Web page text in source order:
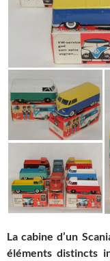
La cabine d’un
éléments distincts